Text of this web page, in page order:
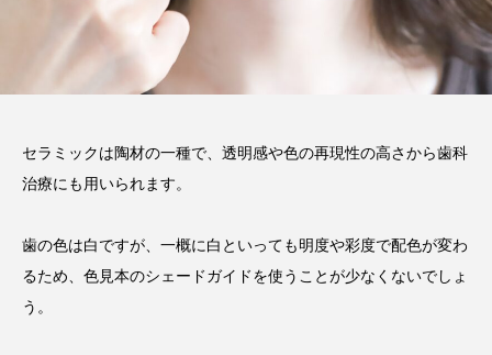
せるポイントを解説
2025.12.21
注目のトピック
コラム セラミック
セラミックは陶材の一種で、透明感や色の再現性の高さから歯科
治療にも用いられます。
歯の色は白ですが、一概に白といっても明度や彩度で配色が変わ
るため、色見本のシェードガイドを使うことが少なくないでしょ
う。